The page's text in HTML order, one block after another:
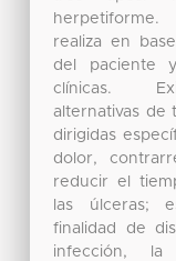
realiza en
del paciente
clínicas.
alternativas de
dirigidas
dolor,
reducir el
las úlceras;
finalidad de
infección,